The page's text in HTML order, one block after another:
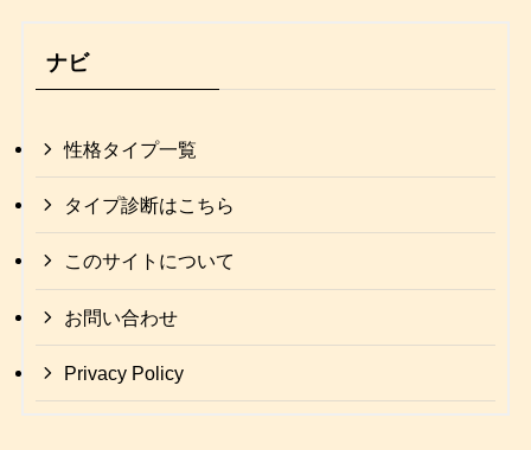
ナビ
性格タイプ一覧
タイプ診断はこちら
このサイトについて
お問い合わせ
Privacy Policy